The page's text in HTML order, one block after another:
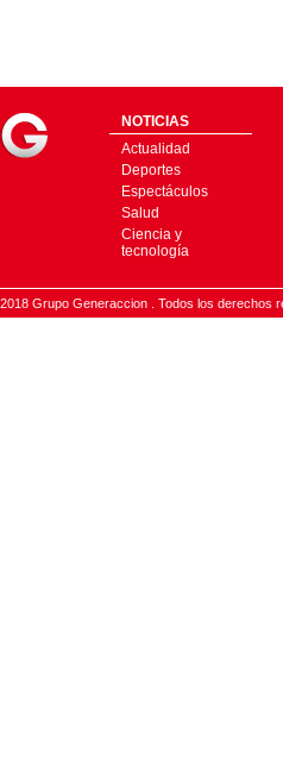
NOTICIAS
Actualidad
Deportes
Espectáculos
Salud
Ciencia y
tecnología
2018 Grupo Generaccion . Todos los